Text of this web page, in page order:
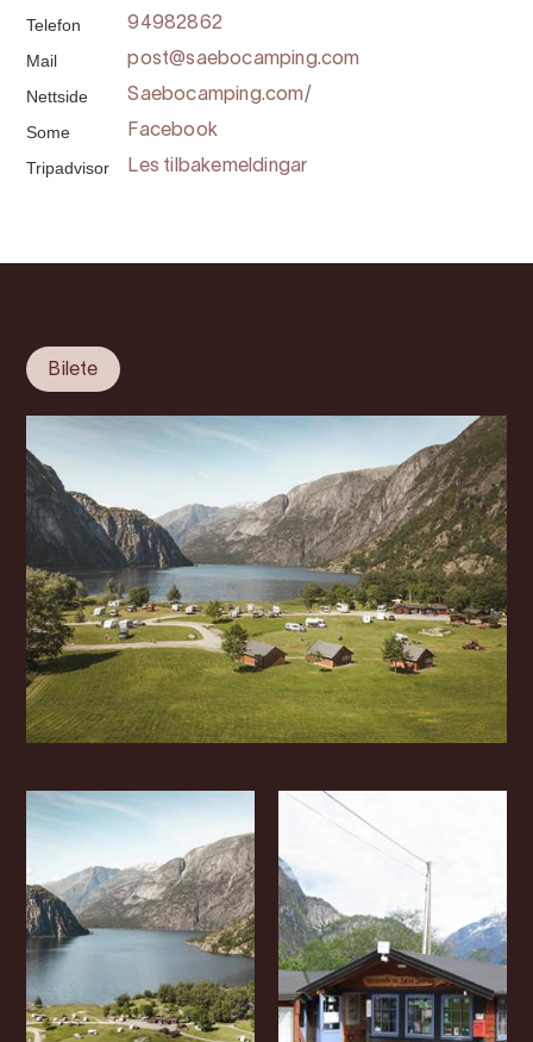
Telefon 94982862
Mail post@saebocamping.com
Nettside Saebocamping.com/
Some Facebook
Tripadvisor Les tilbakemeldingar
Bilete